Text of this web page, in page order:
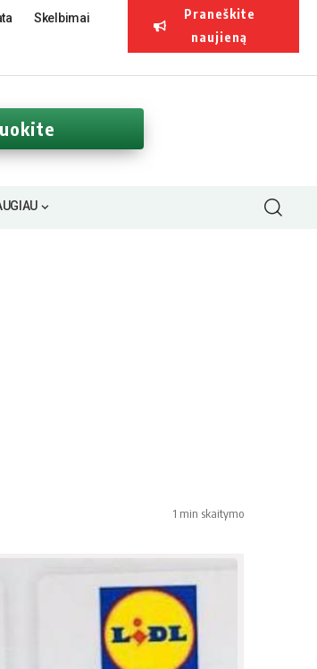
Skelbimai
Praneškite
naujieną
1 min skaitymo